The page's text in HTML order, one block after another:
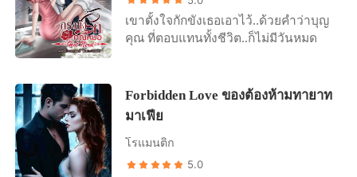
เขาตั้งใจกักขังเธอเอาไว้..ด้วยคำว่าบุญ
คุณ ที่ตอบแทนทั้งชีวิต..ก็ไม่มีวันหมด
Forbidden Love ของต้องห้ามทายาท
มาเฟีย
โรแมนติก
5.0